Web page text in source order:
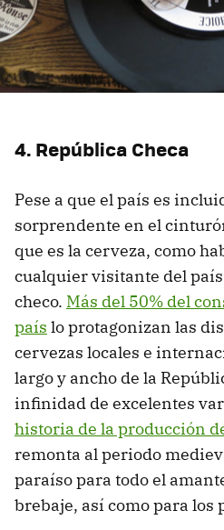
4. República Checa
Pese a que el país es
sorprendente en el
que es la cerveza, como
cualquier visitante del
checo. Más del 50% del
país lo protagonizan las
cervezas locales e
largo y ancho de la
infinidad de excelentes
historia de la producción
remonta al periodo
paraíso para todo el
brebaje, así como para los